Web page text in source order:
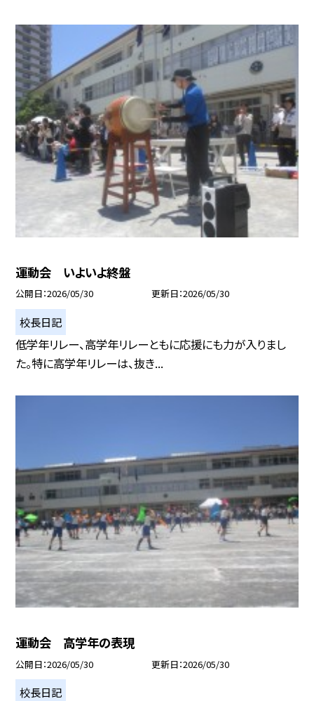
運動会 いよいよ終盤
公開日 2026/05/30 更新日 2026/05/30
校長日記
低学年リレー、高学年リレーともに応援にも力が入りまし
た。特に高学年リレーは、抜き...
運動会 高学年の表現
公開日 2026/05/30 更新日 2026/05/30
校長日記